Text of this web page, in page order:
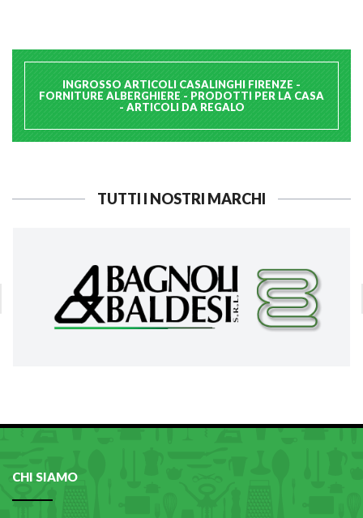
INGROSSO ARTICOLI CASALINGHI FIRENZE -
FORNITURE ALBERGHIERE - PRODOTTI PER LA CASA
- ARTICOLI DA REGALO
TUTTI I NOSTRI MARCHI
CHI SIAMO